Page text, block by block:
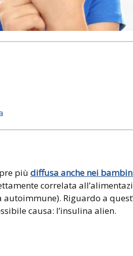
più diffusa anche nei
correlata
Riguardo a
causa: l’insulina alien.